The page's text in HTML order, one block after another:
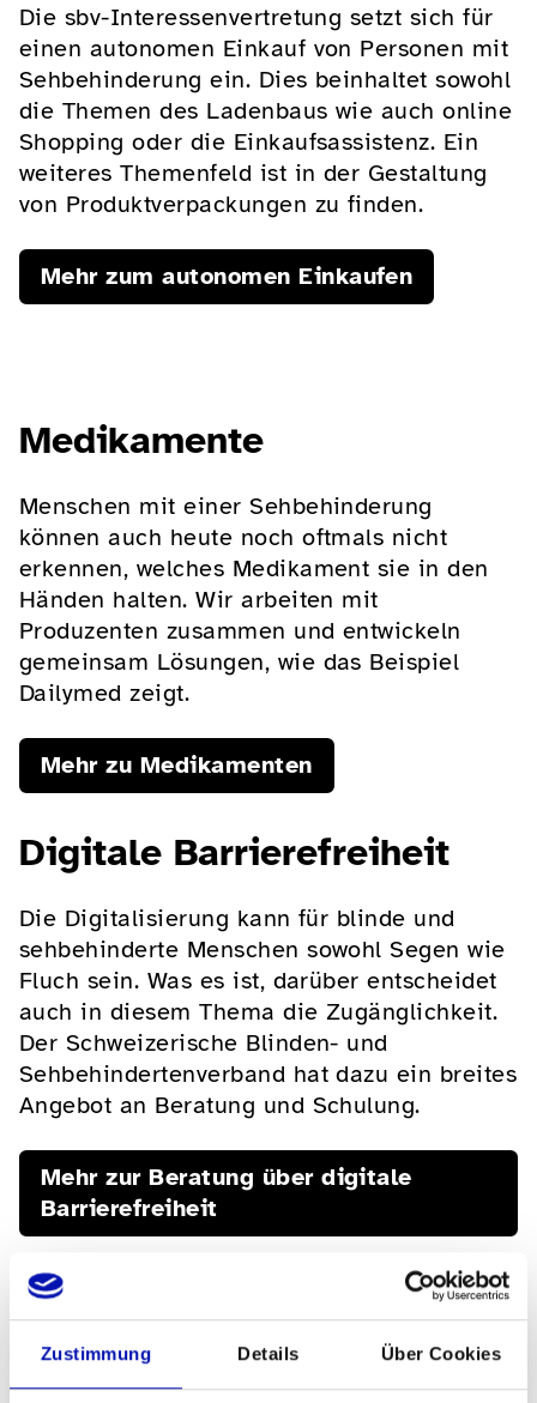
Zustimmung Details Über Cookies
Die sbv-Interessenvertretung setzt sich für
einen autonomen Einkauf von Personen mit
Sehbehinderung ein. Dies beinhaltet sowohl
die Themen des Ladenbaus wie auch online
Shopping oder die Einkaufsassistenz. Ein
weiteres Themenfeld ist in der Gestaltung
von Produktverpackungen zu finden.
Mehr zum autonomen Einkaufen
Medikamente
Menschen mit einer Sehbehinderung
können auch heute noch oftmals nicht
erkennen, welches Medikament sie in den
Händen halten. Wir arbeiten mit
Produzenten zusammen und entwickeln
gemeinsam Lösungen, wie das Beispiel
Dailymed zeigt.
Mehr zu Medikamenten
Digitale Barrierefreiheit
Die Digitalisierung kann für blinde und
sehbehinderte Menschen sowohl Segen wie
Fluch sein. Was es ist, darüber entscheidet
auch in diesem Thema die Zugänglichkeit.
Der Schweizerische Blinden- und
Sehbehindertenverband hat dazu ein breites
Angebot an Beratung und Schulung.
Mehr zur Beratung über digitale
Barrierefreiheit